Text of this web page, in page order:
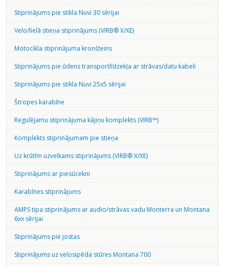
Stiprinājums pie stikla Nuvi 30 sērijai
Velo/lielā stieņa stiprinājums (VIRB® X/XE)
Motocikla stiprinājuma kronšteins
Stiprinājums pie ūdens transportlīdzekļa ar strāvas/datu kabeli
Stiprinājums pie stikla Nuvi 25x5 sērijai
Štropes karabīne
Regulējamu stiprinājuma kājiņu komplekts (VIRB™)
Komplekts stiprinājumam pie stieņa
Uz krūtīm uzvelkams stiprinājums (VIRB® X/XE)
Stiprinājums ar piesūcekni
Karabīnes stiprinājums
AMPS tipa stiprinājums ar audio/strāvas vadu Monterra un Montana
6xx sērijai
Stiprinājums pie jostas
Stiprinājums uz velosipēda stūres Montana 700